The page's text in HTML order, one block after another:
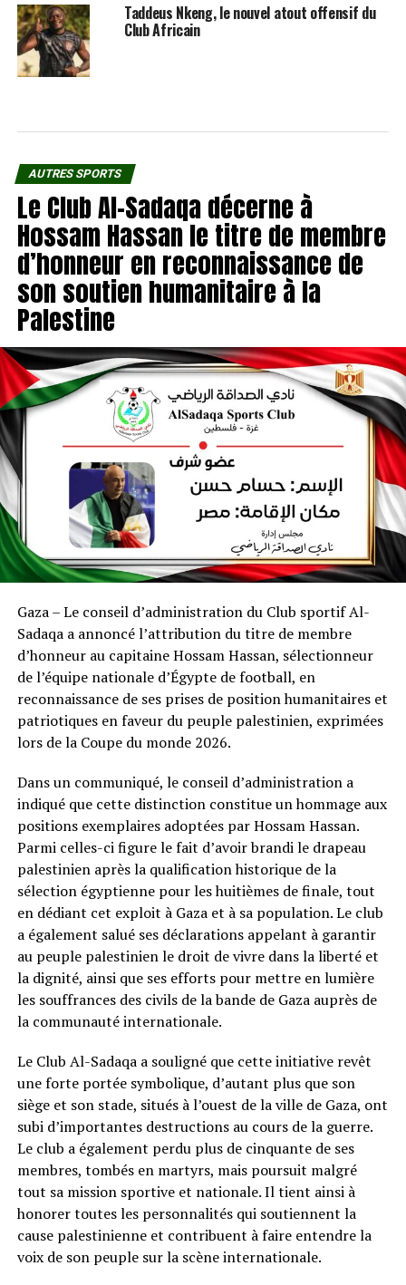
Taddeus Nkeng, le nouvel atout offensif du
Club Africain
AUTRES SPORTS
Le Club Al-Sadaqa décerne à
Hossam Hassan le titre de membre
d’honneur en reconnaissance de
son soutien humanitaire à la
Palestine
Gaza – Le conseil d’administration du Club sportif Al-
Sadaqa a annoncé l’attribution du titre de membre
d’honneur au capitaine Hossam Hassan, sélectionneur
de l’équipe nationale d’Égypte de football, en
reconnaissance de ses prises de position humanitaires et
patriotiques en faveur du peuple palestinien, exprimées
lors de la Coupe du monde 2026.
Dans un communiqué, le conseil d’administration a
indiqué que cette distinction constitue un hommage aux
positions exemplaires adoptées par Hossam Hassan.
Parmi celles-ci figure le fait d’avoir brandi le drapeau
palestinien après la qualification historique de la
sélection égyptienne pour les huitièmes de finale, tout
en dédiant cet exploit à Gaza et à sa population. Le club
a également salué ses déclarations appelant à garantir
au peuple palestinien le droit de vivre dans la liberté et
la dignité, ainsi que ses efforts pour mettre en lumière
les souffrances des civils de la bande de Gaza auprès de
la communauté internationale.
Le Club Al-Sadaqa a souligné que cette initiative revêt
une forte portée symbolique, d’autant plus que son
siège et son stade, situés à l’ouest de la ville de Gaza, ont
subi d’importantes destructions au cours de la guerre.
Le club a également perdu plus de cinquante de ses
membres, tombés en martyrs, mais poursuit malgré
tout sa mission sportive et nationale. Il tient ainsi à
honorer toutes les personnalités qui soutiennent la
cause palestinienne et contribuent à faire entendre la
voix de son peuple sur la scène internationale.